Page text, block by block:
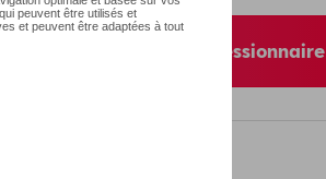
auprès de votre concessionnaire